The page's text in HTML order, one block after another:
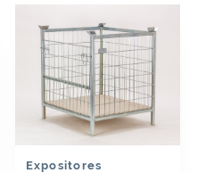
Expositores